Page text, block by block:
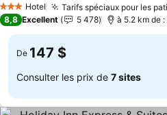
3 ÉtoilesHotel Tarifs spéciaux pour les
Consulter les prix
8,8 Excellent 5 478 à 5.2 km de
De 147 $
Consulter les prix de 7 sites